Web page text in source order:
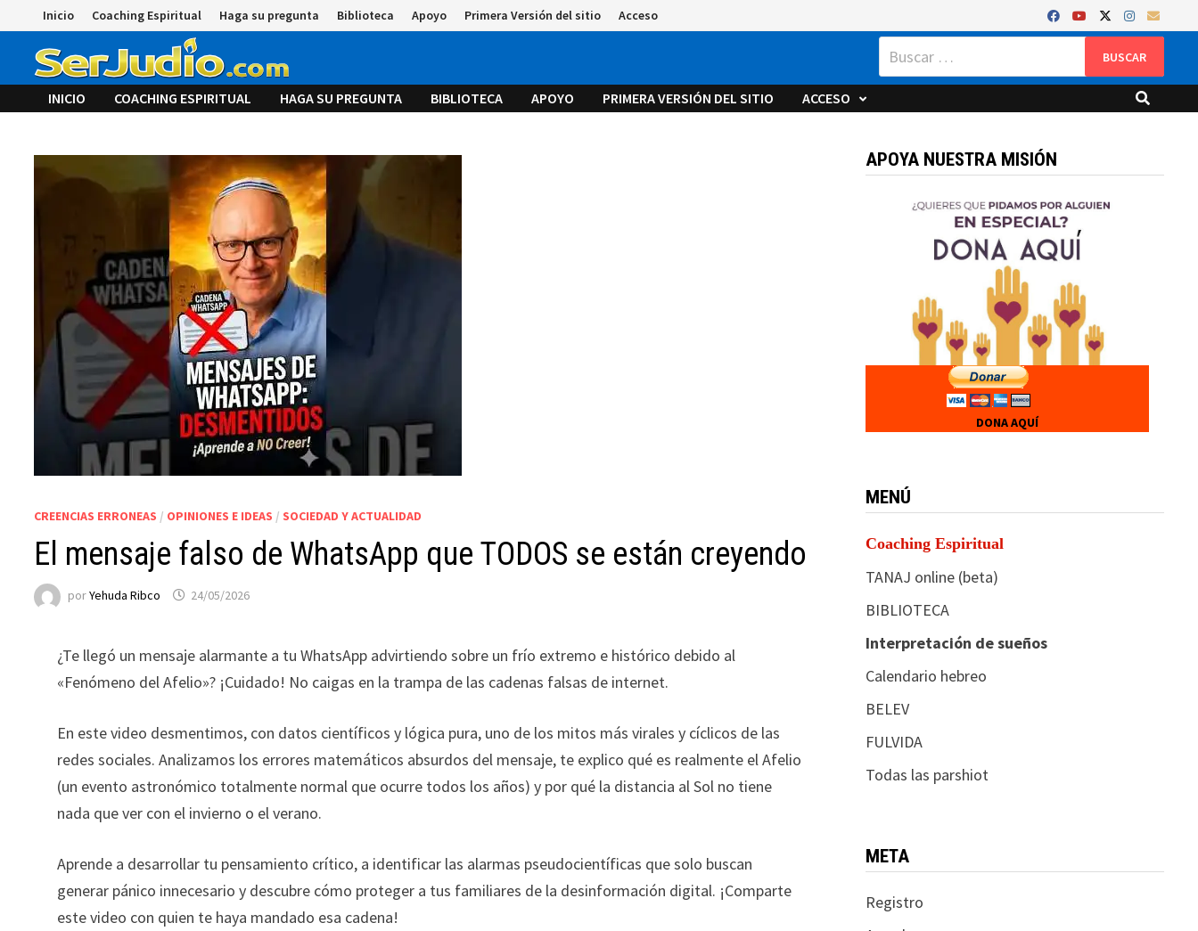
al
contenido
Inicio Coaching Espiritual Haga su pregunta Biblioteca Apoyo Primera Versión del sitio Acceso
Buscar:
INICIO COACHING ESPIRITUAL HAGA SU PREGUNTA BIBLIOTECA APOYO PRIMERA VERSIÓN DEL SITIO ACCESO
CREENCIAS ERRONEAS / OPINIONES E IDEAS / SOCIEDAD Y ACTUALIDAD
El mensaje falso de WhatsApp que TODOS se están creyendo
porYehuda Ribco 24/05/2026
¿Te llegó un mensaje alarmante a tu WhatsApp advirtiendo sobre un frío extremo e histórico debido al
«Fenómeno del Afelio»? ¡Cuidado! No caigas en la trampa de las cadenas falsas de internet.
En este video desmentimos, con datos científicos y lógica pura, uno de los mitos más virales y cíclicos de las
redes sociales. Analizamos los errores matemáticos absurdos del mensaje, te explico qué es realmente el Afelio
(un evento astronómico totalmente normal que ocurre todos los años) y por qué la distancia al Sol no tiene
nada que ver con el invierno o el verano.
Aprende a desarrollar tu pensamiento crítico, a identificar las alarmas pseudocientíficas que solo buscan
generar pánico innecesario y descubre cómo proteger a tus familiares de la desinformación digital. ¡Comparte
este video con quien te haya mandado esa cadena!
APOYA NUESTRA MISIÓN
DONA AQUÍ
MENÚ
Coaching Espiritual
TANAJ online (beta)
BIBLIOTECA
Interpretación de sueños
Calendario hebreo
BELEV
FULVIDA
Todas las parshiot
META
Registro